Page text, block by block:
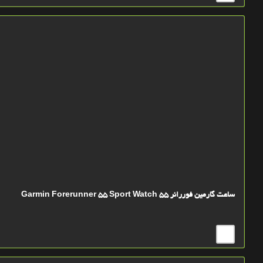
ساعت گارمين فوررانر 55 Garmin Forerunner 55 Sport Watch